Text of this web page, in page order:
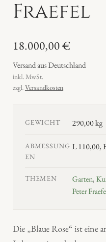
Fraefel
18.000,00€
Versand aus Deutschland
inkl. MwSt.
zzgl.Versandkosten
GEWICHT 290,00 kg
ABMESSUNG
EN
L 110,00,
THEMEN Garten,
Peter
Die „Blaue Rose“ ist eine